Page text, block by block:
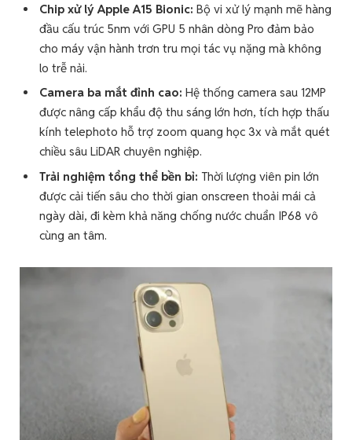
Chip xử lý Apple A15 Bionic: Bộ vi xử lý mạnh mẽ hàng
đầu cấu trúc 5nm với GPU 5 nhân dòng Pro đảm bảo
cho máy vận hành trơn tru mọi tác vụ nặng mà không
lo trễ nải.
Camera ba mắt đỉnh cao: Hệ thống camera sau 12MP
được nâng cấp khẩu độ thu sáng lớn hơn, tích hợp thấu
kính telephoto hỗ trợ zoom quang học 3x và mắt quét
chiều sâu LiDAR chuyên nghiệp.
Trải nghiệm tổng thể bền bỉ: Thời lượng viên pin lớn
được cải tiến sâu cho thời gian onscreen thoải mái cả
ngày dài, đi kèm khả năng chống nước chuẩn IP68 vô
cùng an tâm.